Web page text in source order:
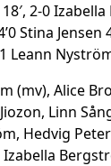
2-0
Stina Jensen
1 Leann
(mv), Alice
Linn
Hedvig
Izabella